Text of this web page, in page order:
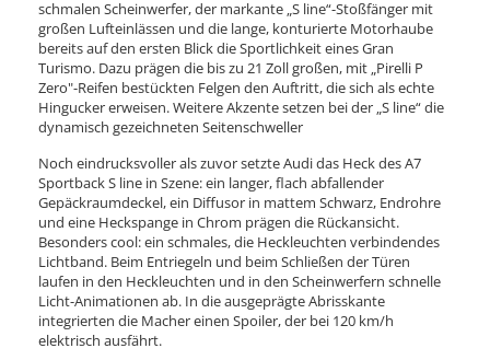
schmalen Scheinwerfer, der markante „S line“-Stoßfänger mit
großen Lufteinlässen und die lange, konturierte Motorhaube
bereits auf den ersten Blick die Sportlichkeit eines Gran
Turismo. Dazu prägen die bis zu 21 Zoll großen, mit „Pirelli P
Zero"-Reifen bestückten Felgen den Auftritt, die sich als echte
Hingucker erweisen. Weitere Akzente setzen bei der „S line“ die
dynamisch gezeichneten Seitenschweller
Noch eindrucksvoller als zuvor setzte Audi das Heck des A7
Sportback S line in Szene: ein langer, flach abfallender
Gepäckraumdeckel, ein Diffusor in mattem Schwarz, Endrohre
und eine Heckspange in Chrom prägen die Rückansicht.
Besonders cool: ein schmales, die Heckleuchten verbindendes
Lichtband. Beim Entriegeln und beim Schließen der Türen
laufen in den Heckleuchten und in den Scheinwerfern schnelle
Licht-Animationen ab. In die ausgeprägte Abrisskante
integrierten die Macher einen Spoiler, der bei 120 km/h
elektrisch ausfährt.